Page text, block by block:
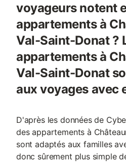
voyageurs notent
appartements à
Val-Saint-Donat ?
appartements à
Val-Saint-Donat
aux voyages avec
D'après les données de
des appartements à
sont adaptés aux familles
donc sûrement plus simple